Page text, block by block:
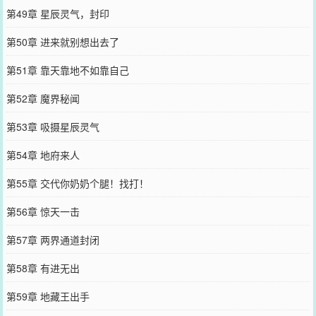
第49章 星辰灵气，封印
第50章 进来就别想出去了
第51章 靠天靠地不如靠自己
第52章 魔界秘闻
第53章 吸摄星辰灵气
第54章 地府来人
第55章 交代你奶奶个腿！找打！
第56章 惊天一击
第57章 两界通道封闭
第58章 有进无出
第59章 地藏王出手